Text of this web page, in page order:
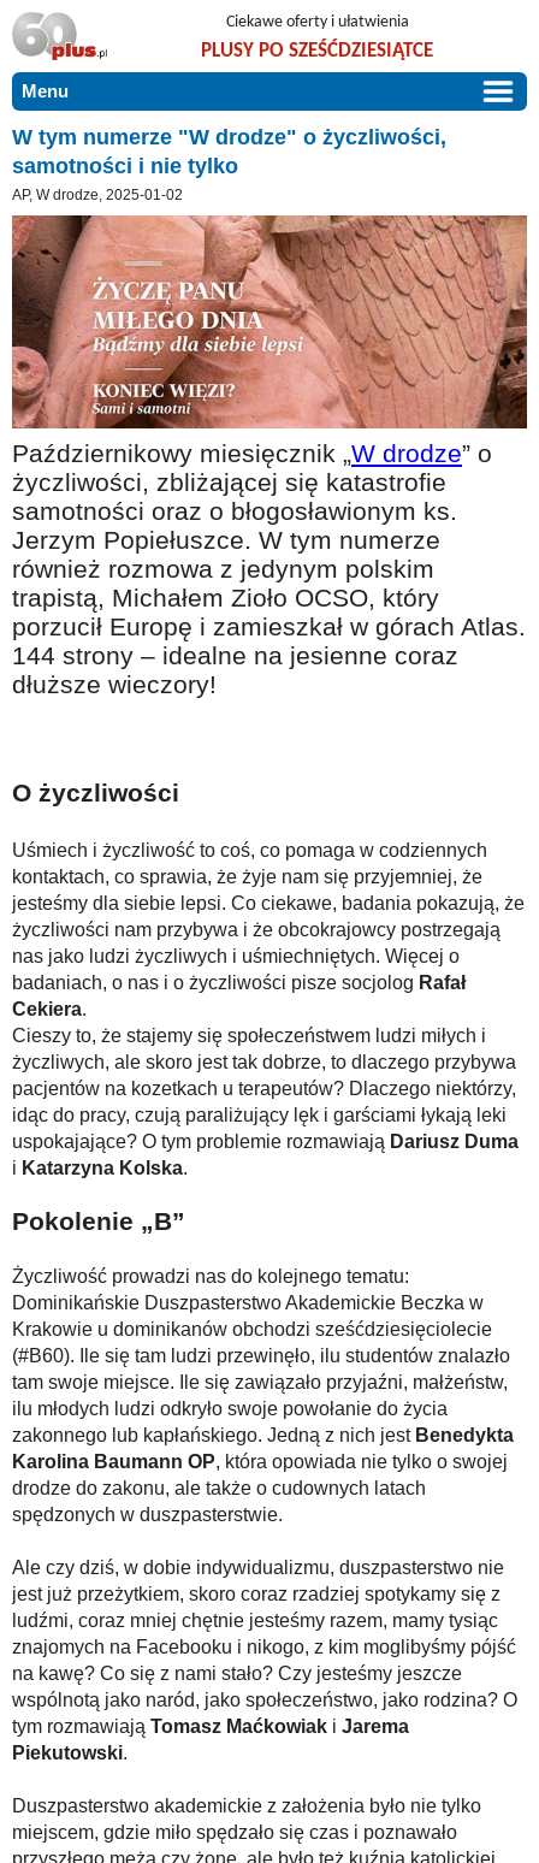
Ciekawe oferty i ułatwienia
PLUSY PO SZEŚĆDZIESIĄTCE
Menu
START
PROMOCJE
ARTYKUŁY
Szczególnie polecamy
Użyteczne porady
Szlachetne zdrowie
Mieszkaj wygodnie i bez barier
Warto wiedzieć!
Podróże i wypoczynek
Taniej, okazyjnie, specjalnie dla 60plus
Na wesoło
Hobby i pasje
Żyj aktywnie
60plus - najcenniejsi klienci
Coś dla ducha
Smacznie i zdrowo
O finansach i społeczeństwie - edukacja nie tylko dla 60plus
Ciekawe książki
Stop samotności
Z internetem za pan brat
Bezpiecznie i w zgodzie z prawem
DLA BLISKICH
ZGŁOŚ OFERTĘ
O NAS
KONTAKT
W tym numerze "W drodze" o życzliwości,
samotności i nie tylko
AP, W drodze, 2025-01-02
Październikowy miesięcznik „W drodze” o
życzliwości, zbliżającej się katastrofie
samotności oraz o błogosławionym ks.
Jerzym Popiełuszce. W tym numerze
również rozmowa z jedynym polskim
trapistą, Michałem Zioło OCSO, który
porzucił Europę i zamieszkał w górach Atlas.
144 strony – idealne na jesienne coraz
dłuższe wieczory!
O życzliwości
Uśmiech i życzliwość to coś, co pomaga w codziennych
kontaktach, co sprawia, że żyje nam się przyjemniej, że
jesteśmy dla siebie lepsi. Co ciekawe, badania pokazują, że
życzliwości nam przybywa i że obcokrajowcy postrzegają
nas jako ludzi życzliwych i uśmiechniętych. Więcej o
badaniach, o nas i o życzliwości pisze socjolog Rafał
Cekiera.
Cieszy to, że stajemy się społeczeństwem ludzi miłych i
życzliwych, ale skoro jest tak dobrze, to dlaczego przybywa
pacjentów na kozetkach u terapeutów? Dlaczego niektórzy,
idąc do pracy, czują paraliżujący lęk i garściami łykają leki
uspokajające? O tym problemie rozmawiają Dariusz Duma
i Katarzyna Kolska.
Pokolenie „B”
Życzliwość prowadzi nas do kolejnego tematu:
Dominikańskie Duszpasterstwo Akademickie Beczka w
Krakowie u dominikanów obchodzi sześćdziesięciolecie
(#B60). Ile się tam ludzi przewinęło, ilu studentów znalazło
tam swoje miejsce. Ile się zawiązało przyjaźni, małżeństw,
ilu młodych ludzi odkryło swoje powołanie do życia
zakonnego lub kapłańskiego. Jedną z nich jest Benedykta
Karolina Baumann OP, która opowiada nie tylko o swojej
drodze do zakonu, ale także o cudownych latach
spędzonych w duszpasterstwie.
Ale czy dziś, w dobie indywidualizmu, duszpasterstwo nie
jest już przeżytkiem, skoro coraz rzadziej spotykamy się z
ludźmi, coraz mniej chętnie jesteśmy razem, mamy tysiąc
znajomych na Facebooku i nikogo, z kim moglibyśmy pójść
na kawę? Co się z nami stało? Czy jesteśmy jeszcze
wspólnotą jako naród, jako społeczeństwo, jako rodzina? O
tym rozmawiają Tomasz Maćkowiak i Jarema
Piekutowski.
Duszpasterstwo akademickie z założenia było nie tylko
miejscem, gdzie miło spędzało się czas i poznawało
przyszłego męża czy żonę, ale było też kuźnią katolickiej